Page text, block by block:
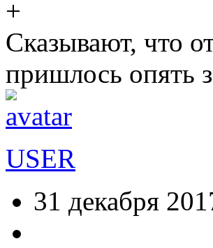
Сказывают, что
пришлось опять
USER
31 декабря